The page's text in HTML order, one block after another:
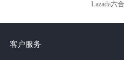
Lazada六
客户服务